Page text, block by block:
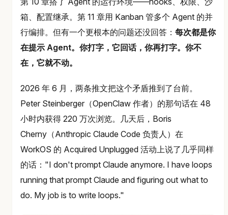
箱、配置继承。第 11 章用 Kanban 管多个 Agent 的并
行编排。但有一个更根本的问题还没回答： 每次都是你
在提示 Agent。你打字，它回话，你再打字。你不
在，它就不动。
2026 年 6 月，两条推文把这个矛盾推到了台前。
Peter Steinberger（OpenClaw 作者）的那句话在 48
小时内获得 220 万次浏览。几天后，Boris
Cherny（Anthropic Claude Code 负责人）在
WorkOS 的 Acquired Unplugged 活动上说了几乎同样
的话："I don't prompt Claude anymore. I have loops
running that prompt Claude and figuring out what to
do. My job is to write loops."